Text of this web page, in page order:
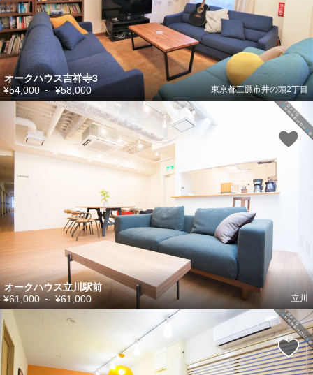
オークハウス吉祥寺3
東京都三鷹市井の頭2丁目
¥54,000～¥58,000
オークハウス立川駅前
立川
¥61,000～¥61,000